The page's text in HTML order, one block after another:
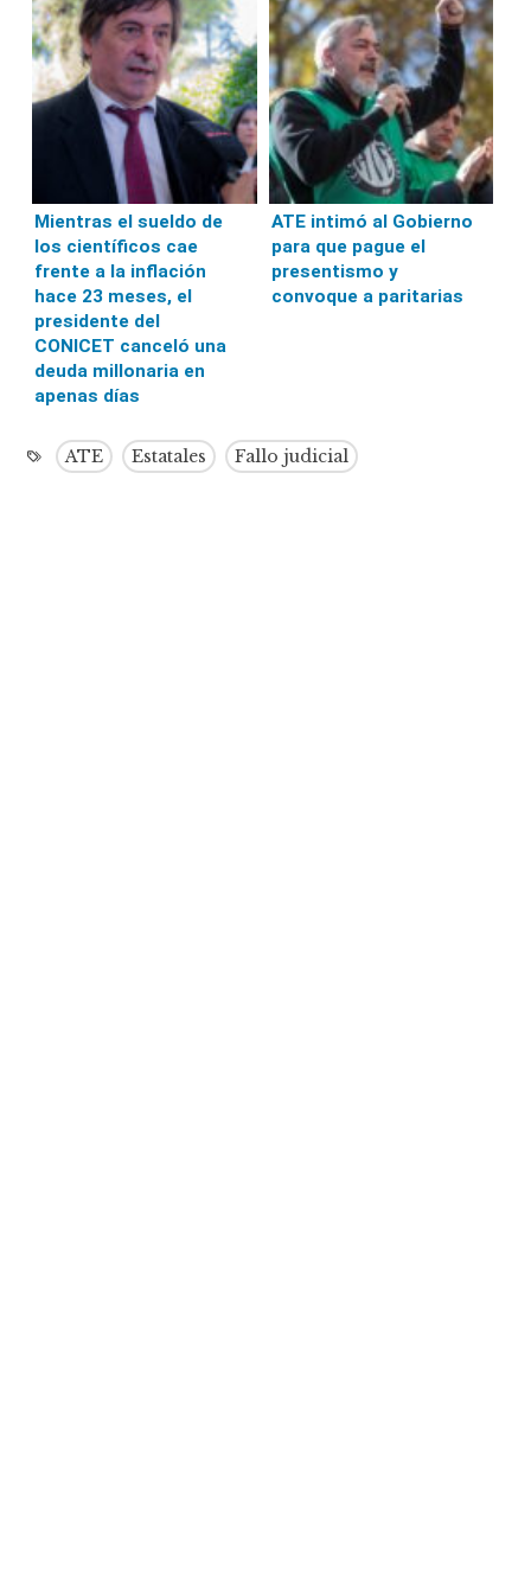
Mientras el sueldo de
los científicos cae
frente a la inflación
hace 23 meses, el
presidente del
CONICET canceló una
deuda millonaria en
apenas días
ATE intimó al Gobierno
para que pague el
presentismo y
convoque a paritarias
ATE Estatales Fallo judicial